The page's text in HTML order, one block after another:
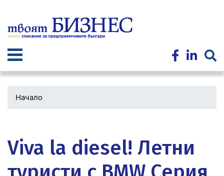
към
основното
Начало
снимка
Viva la diesel! Летни